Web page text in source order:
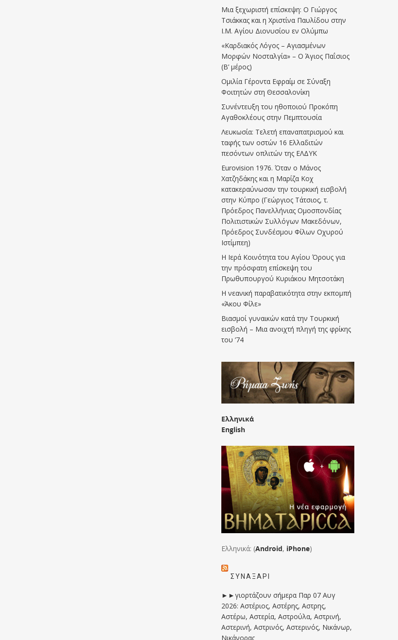
Μια ξεχωριστή επίσκεψη: Ο Γιώργος
Τσιάκκας και η Χριστίνα Παυλίδου στην
Ι.Μ. Αγίου Διονυσίου εν Ολύμπω
«Καρδιακός Λόγος – Αγιασμένων
Μορφών Νοσταλγία» – Ο Άγιος Παΐσιος
(Β’ μέρος)
Ομιλία Γέροντα Εφραίμ σε Σύναξη
Φοιτητών στη Θεσσαλονίκη
Συνέντευξη του ηθοποιού Προκόπη
Αγαθοκλέους στην Πεμπτουσία
Λευκωσία: Τελετή επαναπατρισμού και
ταφής των οστών 16 Ελλαδιτών
πεσόντων οπλιτών της ΕΛΔΥΚ
Eurovision 1976. Όταν ο Μάνος
Χατζηδάκης και η Μαρίζα Κοχ
κατακεραύνωσαν την τουρκική εισβολή
στην Κύπρο (Γεώργιος Τάτσιος, τ.
Πρόεδρος Πανελλήνιας Ομοσπονδίας
Πολιτιστικών Συλλόγων Μακεδόνων,
Πρόεδρος Συνδέσμου Φίλων Οχυρού
Ιστίμπεη)
Η Ιερά Κοινότητα του Αγίου Όρους για
την πρόσφατη επίσκεψη του
Πρωθυπουργού Κυριάκου Μητσοτάκη
Η νεανική παραβατικότητα στην εκπομπή
«Άκου Φίλε»
Βιασμοί γυναικών κατά την Τουρκική
εισβολή – Μια ανοιχτή πληγή της φρίκης
του ’74
Ελληνικά
English
Ελληνικά: (Android, iPhone)
ΣΥΝΑΞΆΡΙ
►►γιορτάζουν σήμερα Παρ 07 Αυγ
2026: Αστέριος, Αστέρης, Αστρης,
Αστέρω, Αστερία, Αστρούλα, Αστρινή,
Αστερινή, Αστρινός, Αστερινός, Νικάνωρ,
Νικάνορας